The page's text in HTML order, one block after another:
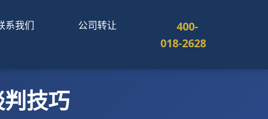
系我们 公司转让
400-
018-2628
技巧